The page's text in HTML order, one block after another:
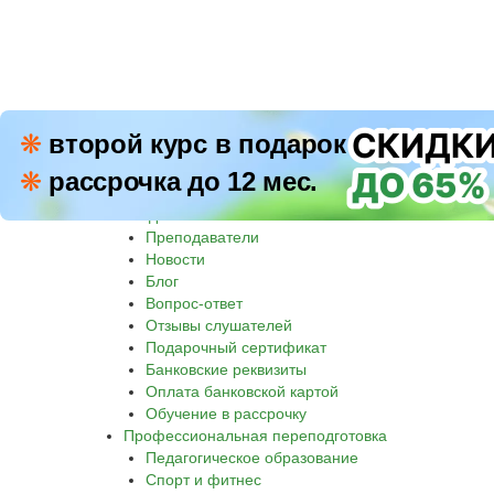
❋ второй курс в подарок
❋ рассрочка до 12 мес.
8 800 500-30-45
Преподаватели
Новости
Блог
Вопрос-ответ
Отзывы слушателей
Подарочный сертификат
Банковские реквизиты
Оплата банковской картой
Обучение в рассрочку
Профессиональная переподготовка
Педагогическое образование
Спорт и фитнес